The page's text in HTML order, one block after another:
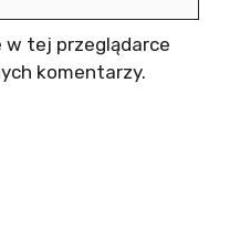
tej przeglądarce
komentarzy.